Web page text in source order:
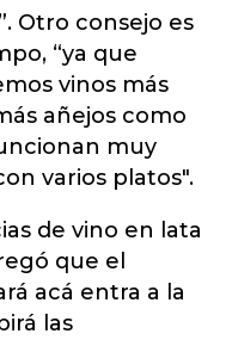
Otro consejo es
“ya que
vinos más
añejos como
muy
varios platos".
de vino en lata
que el
acá entra a la
las